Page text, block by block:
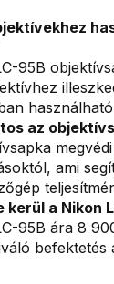
95B
az
ami
kerül a Nikon
95B ára 8
befektetés